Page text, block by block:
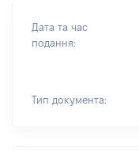
Дата та час
подання:
Тип документа: